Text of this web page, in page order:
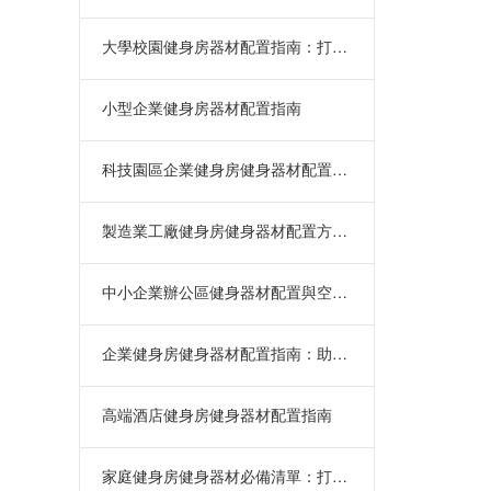
大學校園健身房器材配置指南：打造高
小型企業健身房器材配置指南
科技園區企業健身房健身器材配置方案
製造業工廠健身房健身器材配置方案：
中小企業辦公區健身器材配置與空間設
企業健身房健身器材配置指南：助力員
高端酒店健身房健身器材配置指南
家庭健身房健身器材必備清單：打造高